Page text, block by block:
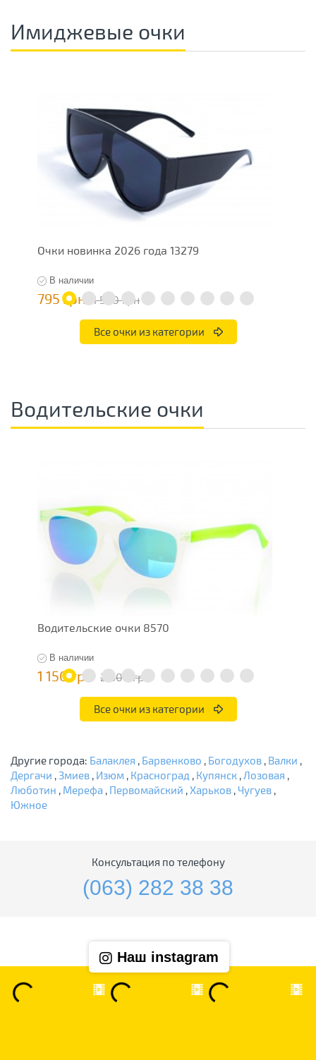
Имиджевые очки
Очки новинка 2026 года 13279
В наличии
795 грн 1 590 грн
Все очки из категории
Водительские очки
Водительские очки 8570
В наличии
1 150 грн 2 300 грн
Все очки из категории
Другие города: Балаклея , Барвенково , Богодухов , Валки ,
Дергачи , Змиев , Изюм , Красноград , Купянск ,Лозовая ,
Люботин , Мерефа , Первомайский ,Харьков , Чугуев ,
Южное
Консультация по телефону
(063) 282 38 38
Наш instagram